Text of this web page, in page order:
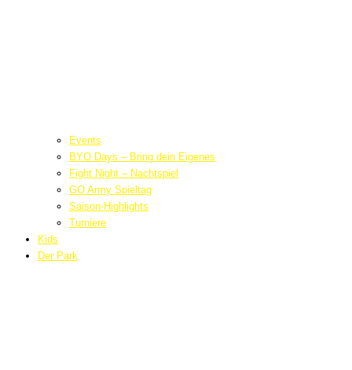
Events
BYO Days – Bring dein Eigenes
Fight Night – Nachtspiel
GO Army Spieltag
Saison-Highlights
Turniere
Kids
Der Park